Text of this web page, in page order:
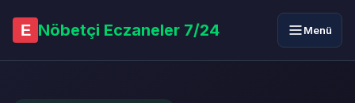
E Nöbetçi Eczaneler 7/24 Menü